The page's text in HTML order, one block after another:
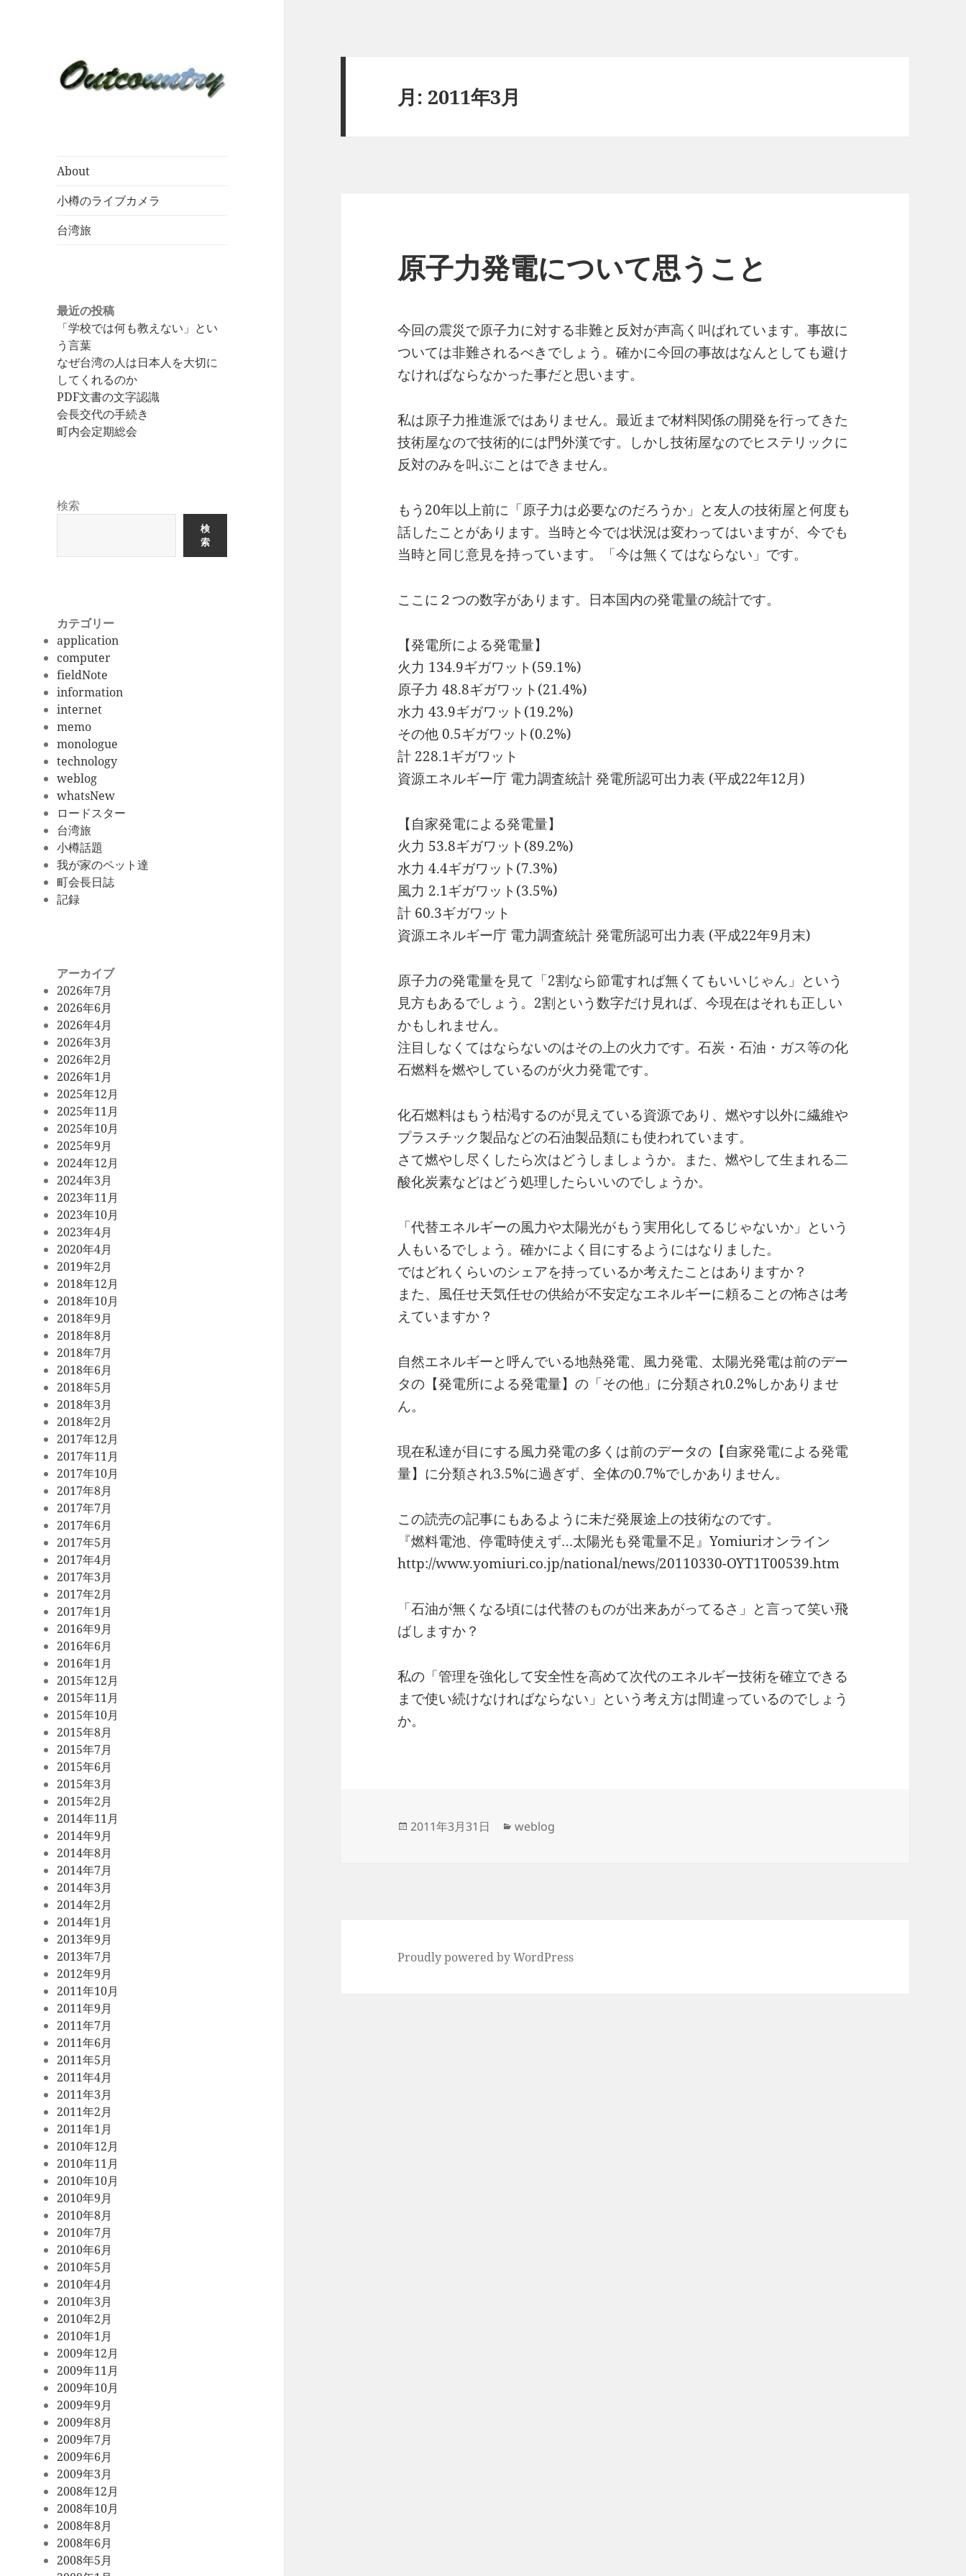
About
小樽のライブカメラ
台湾旅
最近の投稿
「学校では何も教えない」とい
う言葉
なぜ台湾の人は日本人を大切に
してくれるのか
PDF文書の文字認識
会長交代の手続き
町内会定期総会
検索
検
索
カテゴリー
application
computer
fieldNote
information
internet
memo
monologue
technology
weblog
whatsNew
ロードスター
台湾旅
小樽話題
我が家のペット達
町会長日誌
記録
アーカイブ
2026年7月
2026年6月
2026年4月
2026年3月
2026年2月
2026年1月
2025年12月
2025年11月
2025年10月
2025年9月
2024年12月
2024年3月
2023年11月
2023年10月
2023年4月
2020年4月
2019年2月
2018年12月
2018年10月
2018年9月
2018年8月
2018年7月
2018年6月
2018年5月
2018年3月
2018年2月
2017年12月
2017年11月
2017年10月
2017年8月
2017年7月
2017年6月
2017年5月
2017年4月
2017年3月
2017年2月
2017年1月
2016年9月
2016年6月
2016年1月
2015年12月
2015年11月
2015年10月
2015年8月
2015年7月
2015年6月
2015年3月
2015年2月
2014年11月
2014年9月
2014年8月
2014年7月
2014年3月
2014年2月
2014年1月
2013年9月
2013年7月
2012年9月
2011年10月
2011年9月
2011年7月
2011年6月
2011年5月
2011年4月
2011年3月
2011年2月
2011年1月
2010年12月
2010年11月
2010年10月
2010年9月
2010年8月
2010年7月
2010年6月
2010年5月
2010年4月
2010年3月
2010年2月
2010年1月
2009年12月
2009年11月
2009年10月
2009年9月
2009年8月
2009年7月
2009年6月
2009年3月
2008年12月
2008年10月
2008年8月
2008年6月
2008年5月
月: 2011年3月
原子力発電について思うこと
今回の震災で原子力に対する非難と反対が声高く叫ばれています。事故に
ついては非難されるべきでしょう。確かに今回の事故はなんとしても避け
なければならなかった事だと思います。
私は原子力推進派ではありません。最近まで材料関係の開発を行ってきた
技術屋なので技術的には門外漢です。しかし技術屋なのでヒステリックに
反対のみを叫ぶことはできません。
もう20年以上前に「原子力は必要なのだろうか」と友人の技術屋と何度も
話したことがあります。当時と今では状況は変わってはいますが、今でも
当時と同じ意見を持っています。「今は無くてはならない」です。
ここに２つの数字があります。日本国内の発電量の統計です。
【発電所による発電量】
火力 134.9ギガワット(59.1%)
原子力 48.8ギガワット(21.4%)
水力 43.9ギガワット(19.2%)
その他 0.5ギガワット(0.2%)
計 228.1ギガワット
資源エネルギー庁 電力調査統計 発電所認可出力表 (平成22年12月)
【自家発電による発電量】
火力 53.8ギガワット(89.2%)
水力 4.4ギガワット(7.3%)
風力 2.1ギガワット(3.5%)
計 60.3ギガワット
資源エネルギー庁 電力調査統計 発電所認可出力表 (平成22年9月末)
原子力の発電量を見て「2割なら節電すれば無くてもいいじゃん」という
見方もあるでしょう。2割という数字だけ見れば、今現在はそれも正しい
かもしれません。
注目しなくてはならないのはその上の火力です。石炭・石油・ガス等の化
石燃料を燃やしているのが火力発電です。
化石燃料はもう枯渇するのが見えている資源であり、燃やす以外に繊維や
プラスチック製品などの石油製品類にも使われています。
さて燃やし尽くしたら次はどうしましょうか。また、燃やして生まれる二
酸化炭素などはどう処理したらいいのでしょうか。
「代替エネルギーの風力や太陽光がもう実用化してるじゃないか」という
人もいるでしょう。確かによく目にするようにはなりました。
ではどれくらいのシェアを持っているか考えたことはありますか？
また、風任せ天気任せの供給が不安定なエネルギーに頼ることの怖さは考
えていますか？
自然エネルギーと呼んでいる地熱発電、風力発電、太陽光発電は前のデー
タの【発電所による発電量】の「その他」に分類され0.2%しかありませ
ん。
現在私達が目にする風力発電の多くは前のデータの【自家発電による発電
量】に分類され3.5%に過ぎず、全体の0.7%でしかありません。
この読売の記事にもあるように未だ発展途上の技術なのです。
『燃料電池、停電時使えず…太陽光も発電量不足』Yomiuriオンライン
http://www.yomiuri.co.jp/national/news/20110330-OYT1T00539.htm
「石油が無くなる頃には代替のものが出来あがってるさ」と言って笑い飛
ばしますか？
私の「管理を強化して安全性を高めて次代のエネルギー技術を確立できる
まで使い続けなければならない」という考え方は間違っているのでしょう
か。
投
2011年3月31日
カ
weblog
Proudly powered by WordPress